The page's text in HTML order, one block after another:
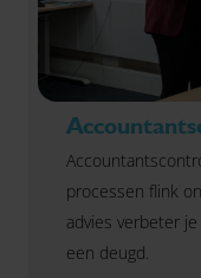
processen flink
advies verbeter
een deugd.